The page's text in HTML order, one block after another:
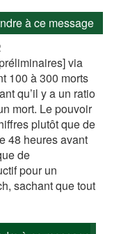
à ce message
via
100 à 300 morts
qu’il y a un ratio
mort. Le pouvoir
plutôt que de
48 heures avant
de
pour un
sachant que tout